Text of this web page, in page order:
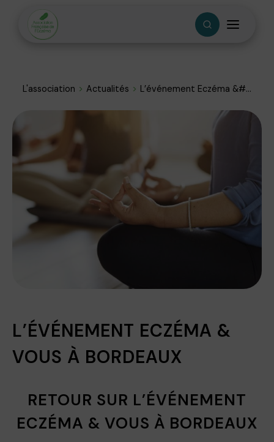
L'association Actualités L’événement Eczéma &#...
L’ÉVÉNEMENT ECZÉMA &
VOUS À BORDEAUX
RETOUR SUR L’ÉVÉNEMENT
ECZÉMA & VOUS À BORDEAUX